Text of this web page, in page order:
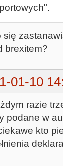
się
brexitem?
01-10
razie
podane w
kto